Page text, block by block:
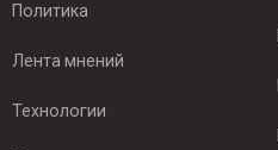
Политика
Лента мнений
Технологии